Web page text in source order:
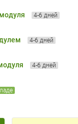
4-6 дней
4-6 дней
4-6 дней